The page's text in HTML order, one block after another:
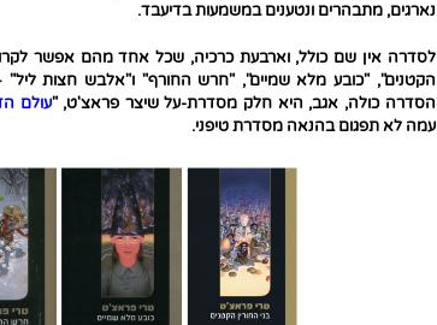
נארגים, מתבהרים ונטענים במשמעות בדיעבד.
לסדרה אין שם כולל, וארבעת כרכיה, שכל אחד מהם אפשר לקרוא
הקטנים", "כובע מלא שמיים", "חרש החורף" ו"אלבש חצות
הסדרה כולה, אגב, היא חלק מסדרת-על שיצר פראצ'ט, "עולם
עמה לא תפגום בהנאה מסדרת טיפני.